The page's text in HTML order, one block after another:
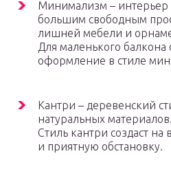
Минимализм – интерьер
большим свободным
лишней мебели и
Для маленького балкона
оформление в стиле
Кантри – деревенский
натуральных материалов.
Стиль кантри создаст
и приятную обстановку.